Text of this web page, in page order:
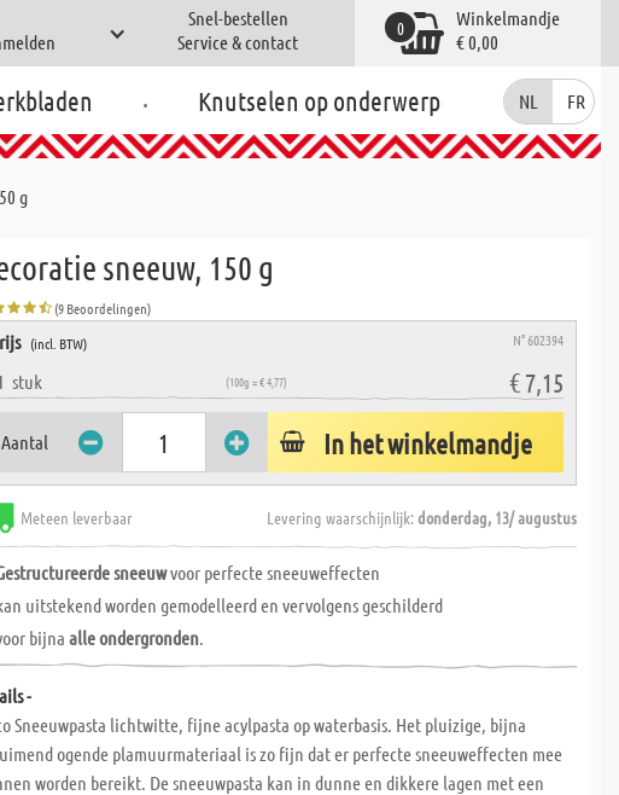
Snel-bestellen
Service & contact
Winkelmandje
€ 0,00
0
. Knutselen op onderwerp NL FR
g
sneeuw, 150 g
(9 Beoordelingen)
(incl. BTW) N° 602394
stuk (100g = € 4,77) € 7,15
Aantal In het winkelmandje
Meteen leverbaar Levering waarschijnlijk:donderdag, 13/ augustus
sneeuwvoor perfecte sneeuweffecten
uitstekend worden gemodelleerd en vervolgens geschilderd
bijnaalle ondergronden.
-
Sneeuwpasta lichtwitte, fijne acylpasta op waterbasis. Het pluizige, bijna
ogende plamuurmateriaal is zo fijn dat er perfecte sneeuweffecten mee
worden bereikt. De sneeuwpasta kan in dunne en dikkere lagen met een